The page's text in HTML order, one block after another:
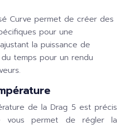
Curve permet de créer des
pour une
la puissance de
temps pour un rendu
de la Drag 5 est précis
vous permet de régler la